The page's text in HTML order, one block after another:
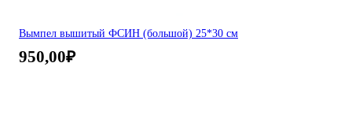
Вымпел вышитый ФСИН (большой) 25*30 см
950,00₽